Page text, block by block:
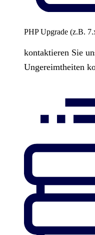
PHP Upgrade (z.B.
kontaktieren Sie
Ungereimtheiten